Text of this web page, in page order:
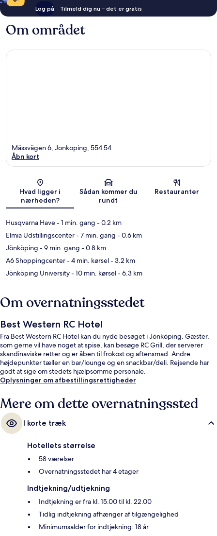
Log på Tilmeld dig nu – det er gratis
Om området
Kort
Mässvägen 6, Jonkoping, 554 54
Åbn kort
Hvad ligger i
nærheden?
Sådan kommer du
rundt
Restauranter
Husqvarna Have- 1 min. gang - 0.2 km
Elmia Udstillingscenter- 7 min. gang - 0.6 km
Jönköping - 9 min. gang - 0.8 km
A6 Shoppingcenter- 4 min. kørsel- 3.2 km
Jönköping University- 10 min. kørsel- 6.3 km
Om overnatningsstedet
Best Western RC Hotel
Fra Best Western RC Hotel kan du nyde besøget i Jönköping. Gæster,
som gerne vil have noget at spise, kan besøge RC Grill, der serverer
skandinaviske retter og er åben til frokost og aftensmad. Andre
højdepunkter tæller en bar/lounge og en snackbar/deli. Rejsende har
godt at sige om stedets hjælpsomme personale.
Oplysninger om afbestillingsrettigheder
Mere om dette overnatningssted
I korte træk
Hotellets størrelse
58 værelser
Overnatningsstedet har 4 etager
Indtjekning/udtjekning
Indtjekning er fra kl. 15.00 til kl. 22.00
Tidlig indtjekning afhænger af tilgængelighed
Minimumsalder for indtjekning: 18 år